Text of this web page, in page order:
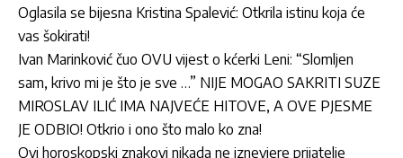
Oglasila se bijesna Kristina Spalević: Otkrila istinu koja će
vas šokirati!
Ivan Marinković čuo OVU vijest o kćerki Leni: “Slomljen
sam, krivo mi je što je sve …” NIJE MOGAO SAKRITI SUZE
MIROSLAV ILIĆ IMA NAJVEĆE HITOVE, A OVE PJESME
JE ODBIO! Otkrio i ono što malo ko zna!
Ovi horoskopski znakovi nikada ne iznevjere prijatelje